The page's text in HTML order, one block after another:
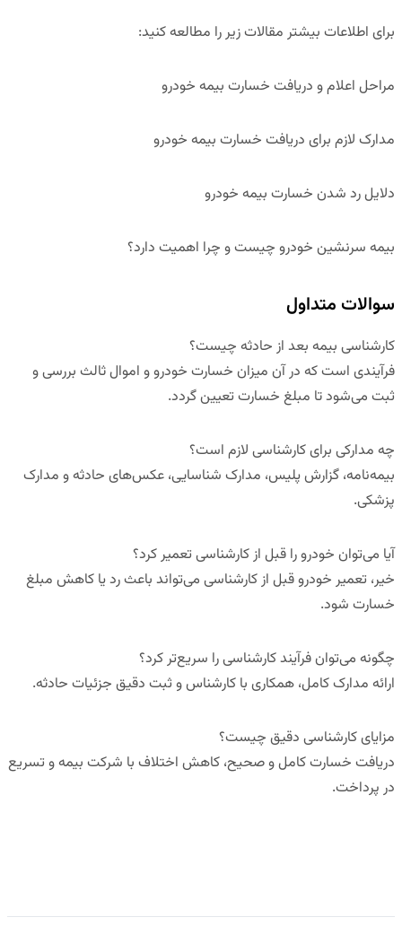
برای اطلاعات بیشتر مقالات زیر را مطالعه کنید:
مراحل اعلام و دریافت خسارت بیمه خودرو
مدارک لازم برای دریافت خسارت بیمه خودرو
دلایل رد شدن خسارت بیمه خودرو
بیمه سرنشین خودرو چیست و چرا اهمیت دارد؟
سوالات متداول
کارشناسی بیمه بعد از حادثه چیست؟
فرآیندی است که در آن میزان خسارت خودرو و اموال ثالث بررسی و
ثبت می‌شود تا مبلغ خسارت تعیین گردد.
چه مدارکی برای کارشناسی لازم است؟
بیمه‌نامه، گزارش پلیس، مدارک شناسایی، عکس‌های حادثه و مدارک
پزشکی.
آیا می‌توان خودرو را قبل از کارشناسی تعمیر کرد؟
خیر، تعمیر خودرو قبل از کارشناسی می‌تواند باعث رد یا کاهش مبلغ
خسارت شود.
چگونه می‌توان فرآیند کارشناسی را سریع‌تر کرد؟
ارائه مدارک کامل، همکاری با کارشناس و ثبت دقیق جزئیات حادثه.
مزایای کارشناسی دقیق چیست؟
دریافت خسارت کامل و صحیح، کاهش اختلاف با شرکت بیمه و تسریع
در پرداخت.